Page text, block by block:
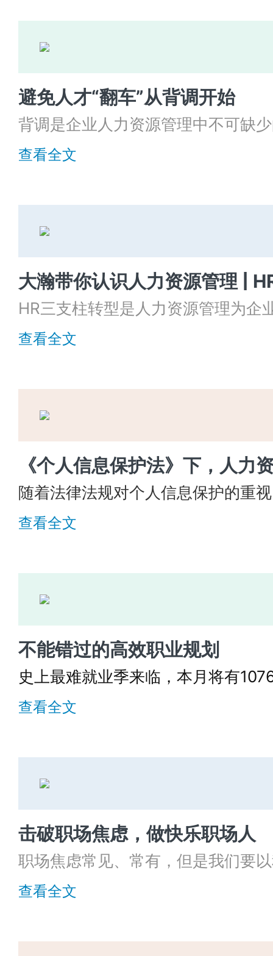
避免人才“翻车”从背调开始
背调是企业人力资源管理中不可缺
以为企业规避人才雇佣风险，减少
查看全文
大瀚带你认识人力资源管理 |
HR三支柱转型是人力资源管理为企
能对HR三支柱模型建立初步的认识
查看全文
《个人信息保护法》下，人力
随着法律法规对个人信息保护的重
步增强，
查看全文
不能错过的高效职业规划
史上最难就业季来临，本月将有
场，规模创新高，今天我们就来了
查看全文
击破职场焦虑，做快乐职场人
职场焦虑常见、常有，但是我们要
分析，客观认识，找准原因，对症
查看全文